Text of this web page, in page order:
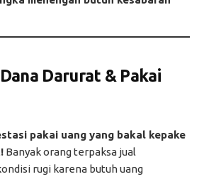
Darurat & Pakai
pakai uang yang bakal kepake
Banyak orang terpaksa jual
rugi karena butuh uang